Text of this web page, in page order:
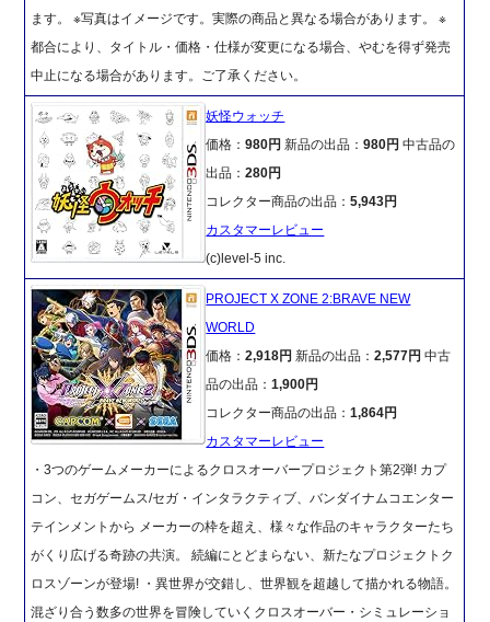
ます。 ※写真はイメージです。実際の商品と異なる場合があります。 ※
都合により、タイトル・価格・仕様が変更になる場合、やむを得ず発売
中止になる場合があります。ご了承ください。
妖怪ウォッチ
価格：980円新品の出品：980円 中古品の
出品：280円
コレクター商品の出品：5,943円
カスタマーレビュー
(c)level-5 inc.
PROJECT X ZONE 2:BRAVE NEW
WORLD
価格：2,918円新品の出品：2,577円 中古
品の出品：1,900円
コレクター商品の出品：1,864円
カスタマーレビュー
・3つのゲームメーカーによるクロスオーバープロジェクト第2弾! カプ
コン、セガゲームス/セガ・インタラクティブ、バンダイナムコエンター
テインメントから メーカーの枠を超え、様々な作品のキャラクターたち
がくり広げる奇跡の共演。 続編にとどまらない、新たなプロジェクトク
ロスゾーンが登場! ・異世界が交錯し、世界観を超越して描かれる物語。
混ざり合う数多の世界を冒険していくクロスオーバー・シミュレーショ